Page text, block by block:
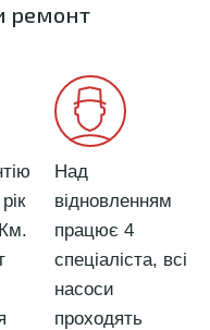
ремонт
Над
відновленням
працює 4
спеціаліста, всі
насоси
проходять